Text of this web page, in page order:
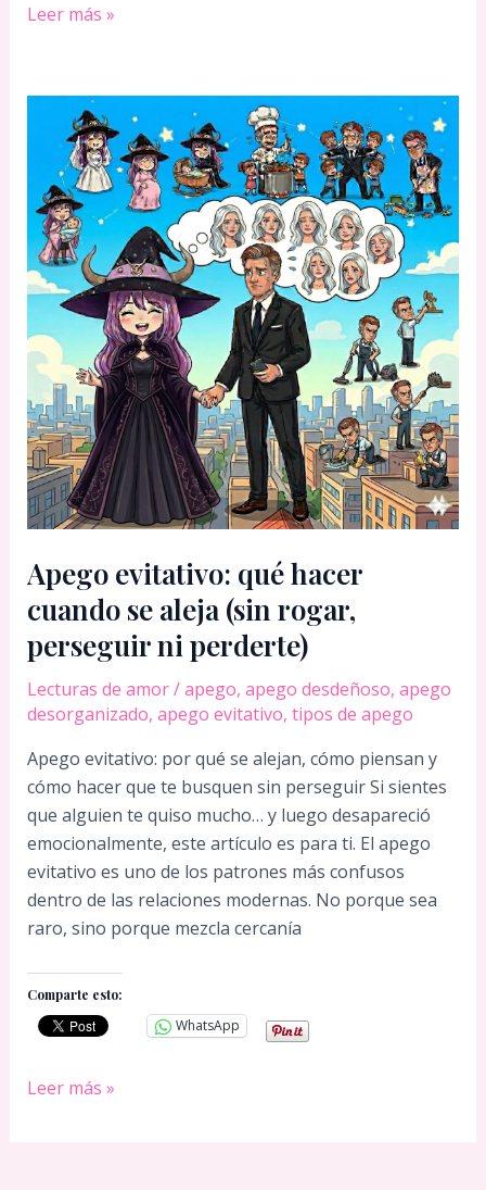
Cómo
un
evitativo
días
Leer más »
Apego evitativo: qué hacer
cuando se aleja (sin rogar,
perseguir ni perderte)
Lecturas de amor/apego, apego desdeñoso, apego
desorganizado, apego evitativo, tipos de apego
Apego evitativo: por qué se alejan, cómo piensan y
cómo hacer que te busquen sin perseguir Si sientes
que alguien te quiso mucho… y luego desapareció
emocionalmente, este artículo es para ti. El apego
evitativo es uno de los patrones más confusos
dentro de las relaciones modernas. No porque sea
raro, sino porque mezcla cercanía
Comparte esto:
WhatsApp
Apego
Leer más »